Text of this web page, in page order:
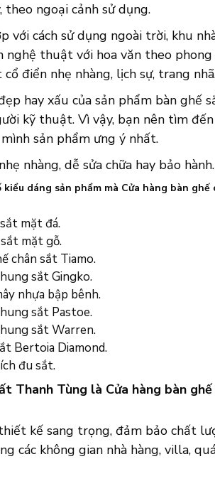
theo ngoại cảnh sử dụng.
với cách sử dụng ngoài trời, khu
nghệ thuật với hoa văn theo
điển nhẹ nhàng, lịch sự, trang
hay xấu của sản phẩm bàn
kỹ thuật. Vì vậy, bạn nên tìm
sản phẩm ưng ý nhất.
nhàng, dễ sửa chữa hay bảo hành.
kiểu dáng sản phẩm mà Cửa hàng bàn
mặt đá.
mặt gỗ.
chân sắt Tiamo.
sắt Gingko.
nhựa bập bênh.
sắt Pastoe.
sắt Warren.
Bertoia Diamond.
đu sắt.
Thanh Tùng là Cửa hàng bàn
kế sang trọng, đảm bảo chất
các không gian nhà hàng, villa,